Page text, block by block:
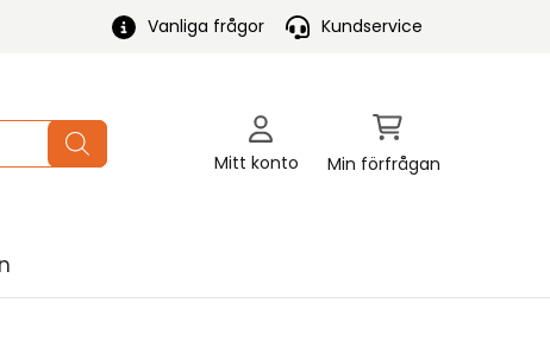
Vanliga frågor Kundservice
Mitt konto Min förfrågan